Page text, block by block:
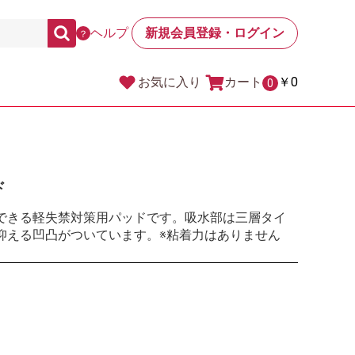
？ ヘルプ 新規会員登録・ログイン
お気に入り カート 0 ￥0
る軽失禁対策用パッドです。吸水部は三層タイ
る凹凸がついています。※粘着力はありません